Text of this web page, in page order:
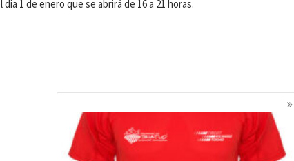
1 de enero que se abrirá de 16 a 21 horas.